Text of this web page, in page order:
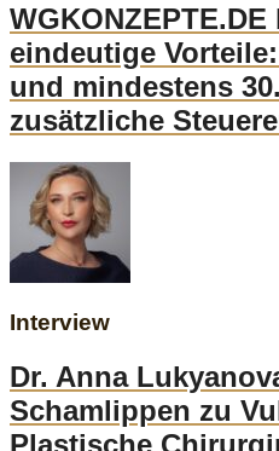
eindeutige
und mindestens
zusätzliche
Interview
Dr. Anna
Schamlippen zu